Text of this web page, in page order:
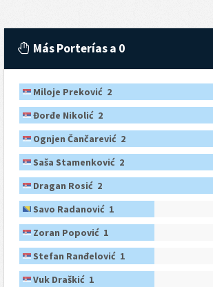
Más Porterías a 0
Miloje Preković 2
Đorđe Nikolić 2
Ognjen Čančarević 2
Saša Stamenković 2
Dragan Rosić 2
Savo Radanović 1
Zoran Popović 1
Stefan Ranđelović 1
Vuk Draškić 1